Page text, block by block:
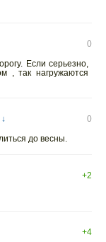
0
Если серьезно,
, так нагружаются
0
до весны.
+2
+4